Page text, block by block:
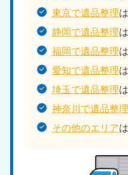
東京で遺品整理
静岡で遺品整理
福岡で遺品整理
愛知で遺品整理
埼玉で遺品整理
神奈川で遺品整理
その他のエリア